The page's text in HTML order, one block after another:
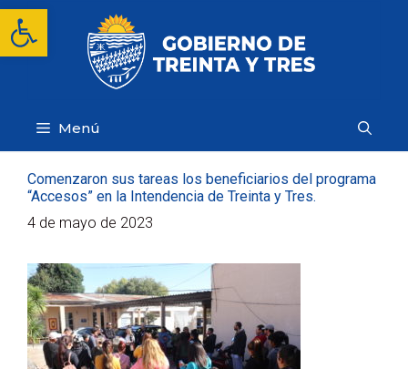
Abrir barra de herramientas
Saltar
contenido
Menú
Comenzaron sus tareas los beneficiarios del programa
“Accesos” en la Intendencia de Treinta y Tres.
4 de mayo de 2023